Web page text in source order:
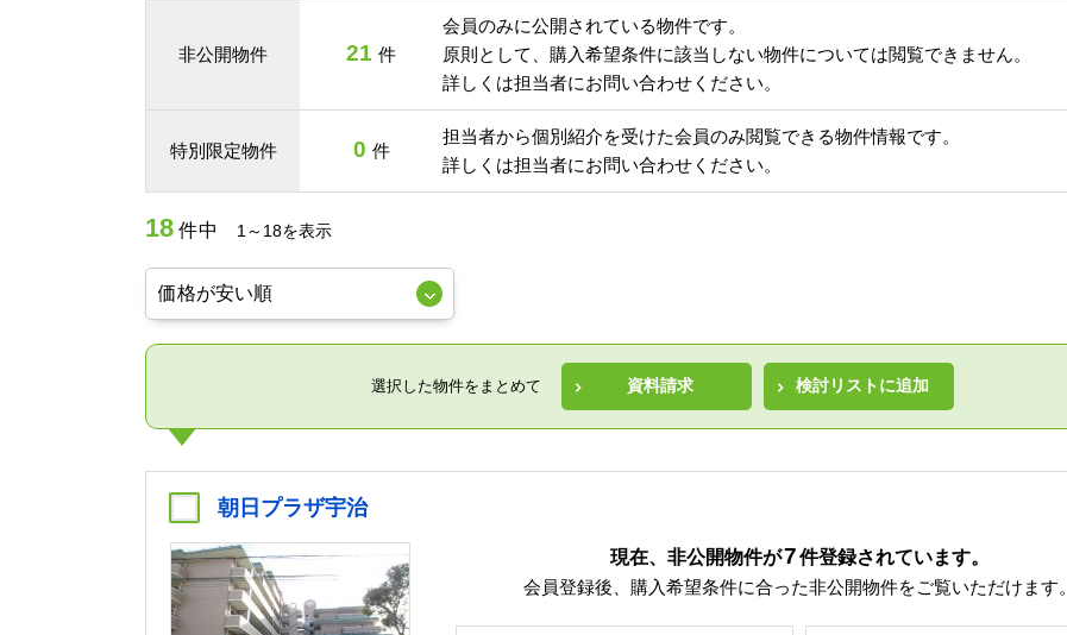
非公開物件 21 件
会員のみに公開されている物件です。
原則として、購入希望条件に該当しない物件については閲覧できません。
詳しくは担当者にお問い合わせください。
特別限定物件 0 件
担当者から個別紹介を受けた会員のみ閲覧できる物件情報です。
詳しくは担当者にお問い合わせください。
18 件中 1～18を表示
選択した物件をまとめて 資料請求 検討リストに追加
朝日プラザ宇治
現在、非公開物件が7件登録されています。
会員登録後、購入希望条件に合った非公開物件をご覧いただけます。